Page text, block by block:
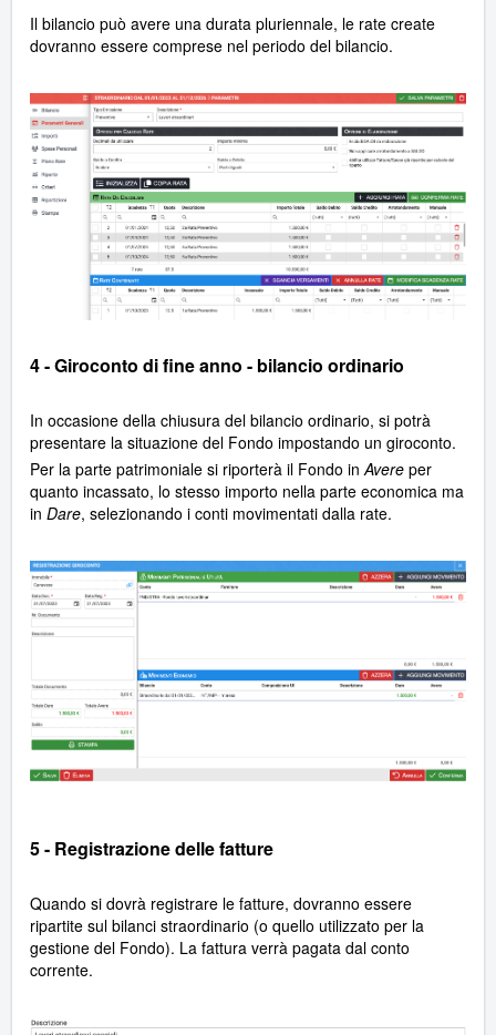
Il bilancio può avere una durata pluriennale, le rate create
dovranno essere comprese nel periodo del bilancio.
4 - Giroconto di fine anno - bilancio ordinario
In occasione della chiusura del bilancio ordinario, si potrà
presentare la situazione del Fondo impostando un giroconto.
Per la parte patrimoniale si riporterà il Fondo in Avere per
quanto incassato, lo stesso importo nella parte economica ma
in Dare, selezionando i conti movimentati dalla rate.
5 - Registrazione delle fatture
Quando si dovrà registrare le fatture, dovranno essere
ripartite sul bilanci straordinario (o quello utilizzato per la
gestione del Fondo). La fattura verrà pagata dal conto
corrente.